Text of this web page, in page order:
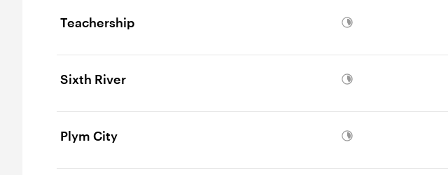
Teachership
Sixth River
Plym City